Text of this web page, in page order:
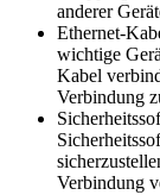
anderer
Ethernet-
wichtige
Kabel
Verbindung
Verbindung